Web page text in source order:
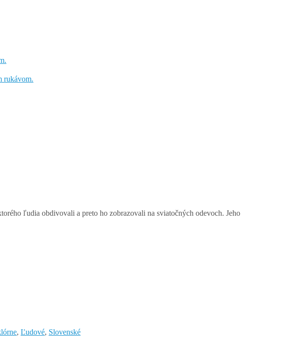
ľudia obdivovali a preto ho zobrazovali na sviatočných odevoch. Jeho
, Ľudové, Slovenské